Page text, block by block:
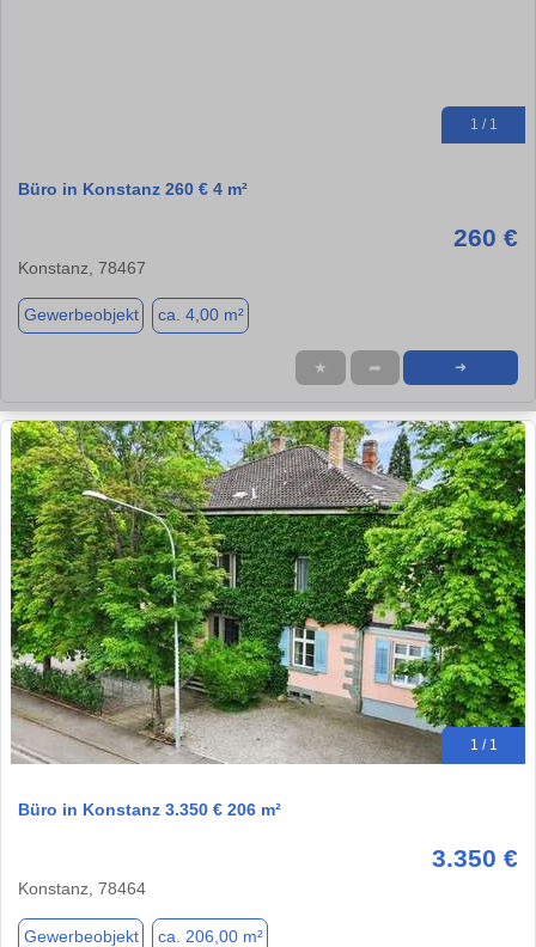
1 / 1
Büro in Konstanz 260 € 4 m²
260 €
Konstanz, 78467
Gewerbeobjekt ca. 4,00 m²
★ ➦ ➜
1 / 1
Büro in Konstanz 3.350 € 206 m²
3.350 €
Konstanz, 78464
Gewerbeobjekt ca. 206,00 m²